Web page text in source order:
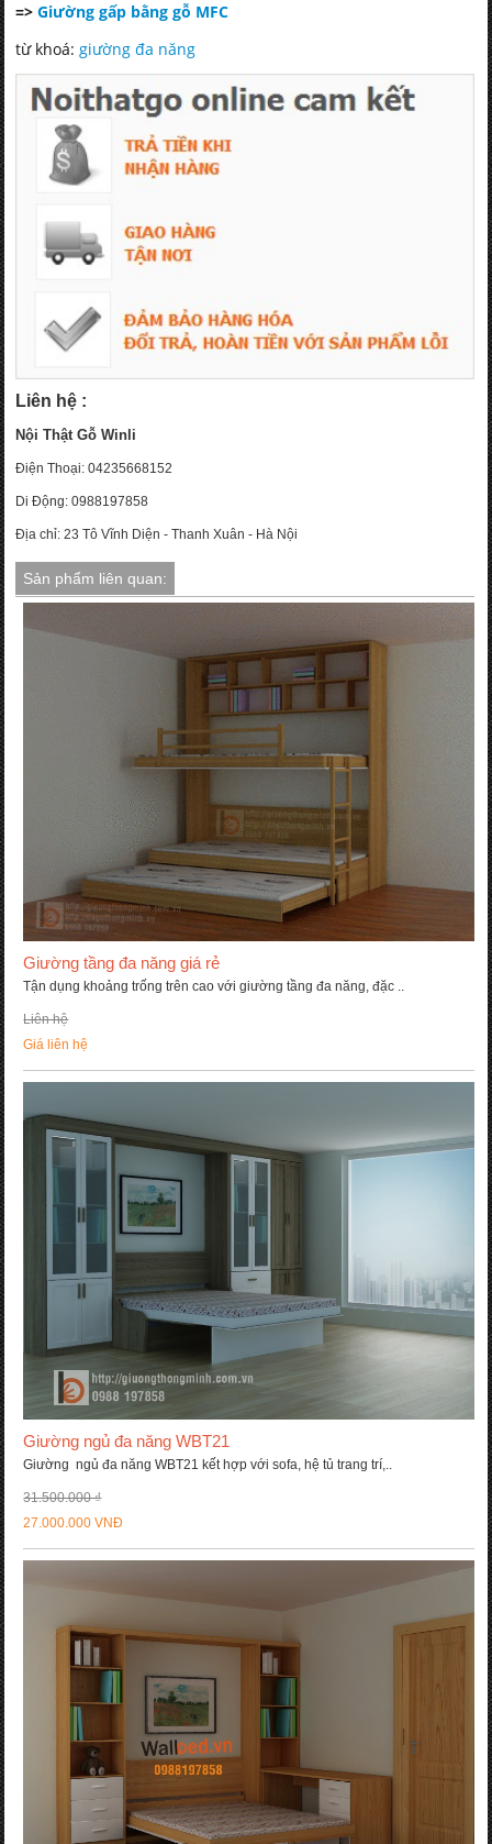
=>Giường gấp bằng gỗ MFC
từ khoá:giường đa năng
Liên hệ :
Nội Thật Gỗ Winli
Điện Thoại: 04235668152
Di Động: 0988197858
Địa chỉ: 23 Tô Vĩnh Diện - Thanh Xuân - Hà Nội
Sản phẩm liên quan:
Giường tầng đa năng giá rẻ
Tận dụng khoảng trống trên cao với giường tầng đa năng, đặc ..
Liên hệ
Giá liên hệ
Giường ngủ đa năng WBT21
Giường ngủ đa năng WBT21 kết hợp với sofa, hệ tủ trang trí,..
31.500.000 ₫
27.000.000 VNĐ